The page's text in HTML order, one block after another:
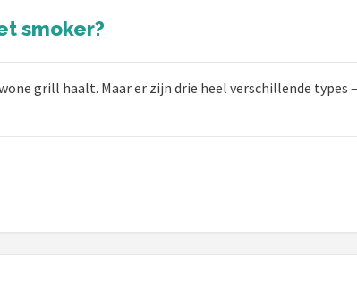
smoker?
grill haalt. Maar er zijn drie heel verschillende types